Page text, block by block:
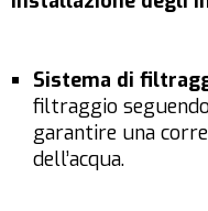
Sistema di
filtraggio
garantire una
dell’acqua.